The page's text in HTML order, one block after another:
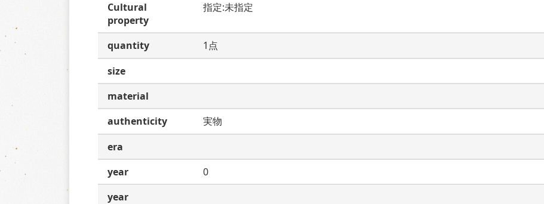
Cultural
property
指定:未指定
quantity
1点
size
material
authenticity
実物
era
year
0
year